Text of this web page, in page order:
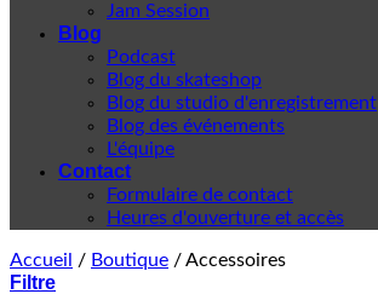
Jam Session
Blog
Podcast
Blog du skateshop
Blog du studio d'enregistrement
Blog des événements
L'équipe
Contact
Formulaire de contact
Heures d'ouverture et accès
Accueil / Boutique /Accessoires
Filtre